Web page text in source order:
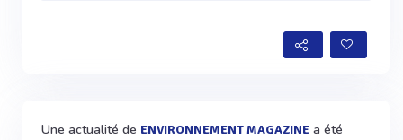
Une actualité de ENVIRONNEMENT MAGAZINE a été